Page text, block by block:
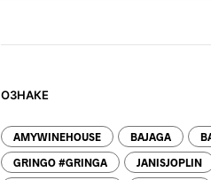
ОЗНАКЕ
AMYWINEHOUSE BAJAGA
GRINGO #GRINGA JANISJOPLIN